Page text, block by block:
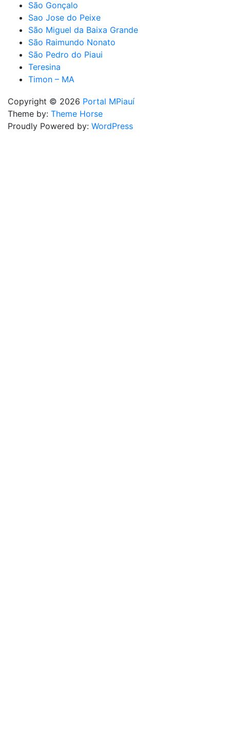
São Gonçalo
Sao Jose do Peixe
São Miguel da Baixa Grande
São Raimundo Nonato
São Pedro do Piaui
Teresina
Timon – MA
Copyright © 2026 Portal MPiauí
Theme by: Theme Horse
Proudly Powered by: WordPress